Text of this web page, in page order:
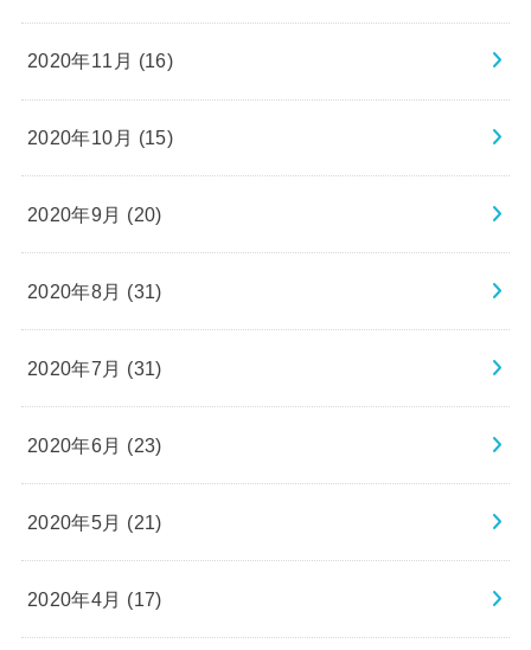
2020年11月 (16)
2020年10月 (15)
2020年9月 (20)
2020年8月 (31)
2020年7月 (31)
2020年6月 (23)
2020年5月 (21)
2020年4月 (17)